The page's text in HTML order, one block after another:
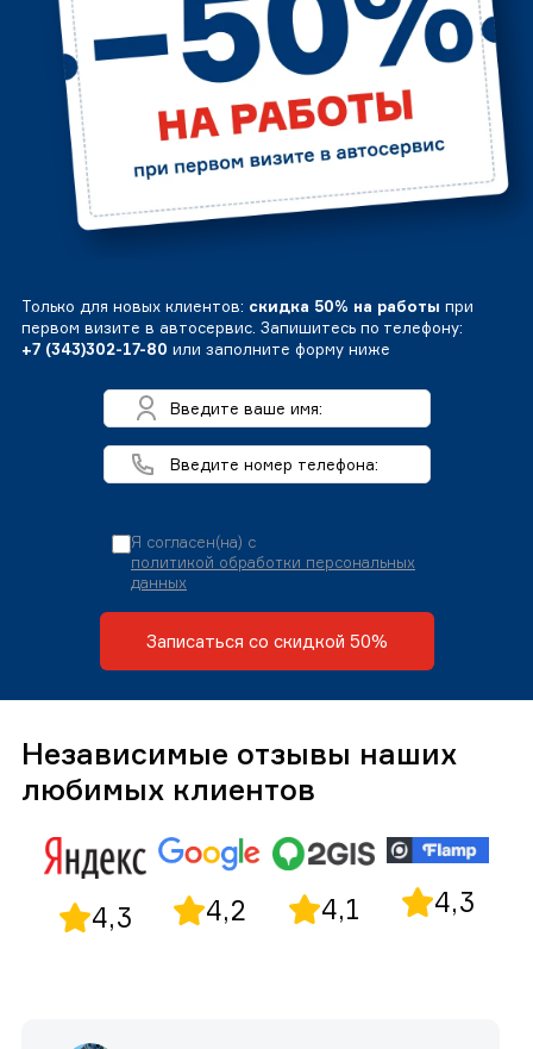
Только для новых клиентов: скидка 50% на работы при
первом визите в автосервис. Запишитесь по телефону:
+7 (343)302-17-80 или заполните форму ниже
Я согласен(на) с
политикой обработки персональных
данных
Записаться со скидкой 50%
Независимые отзывы наших
любимых клиентов
4,3 4,2 4,1 4,3